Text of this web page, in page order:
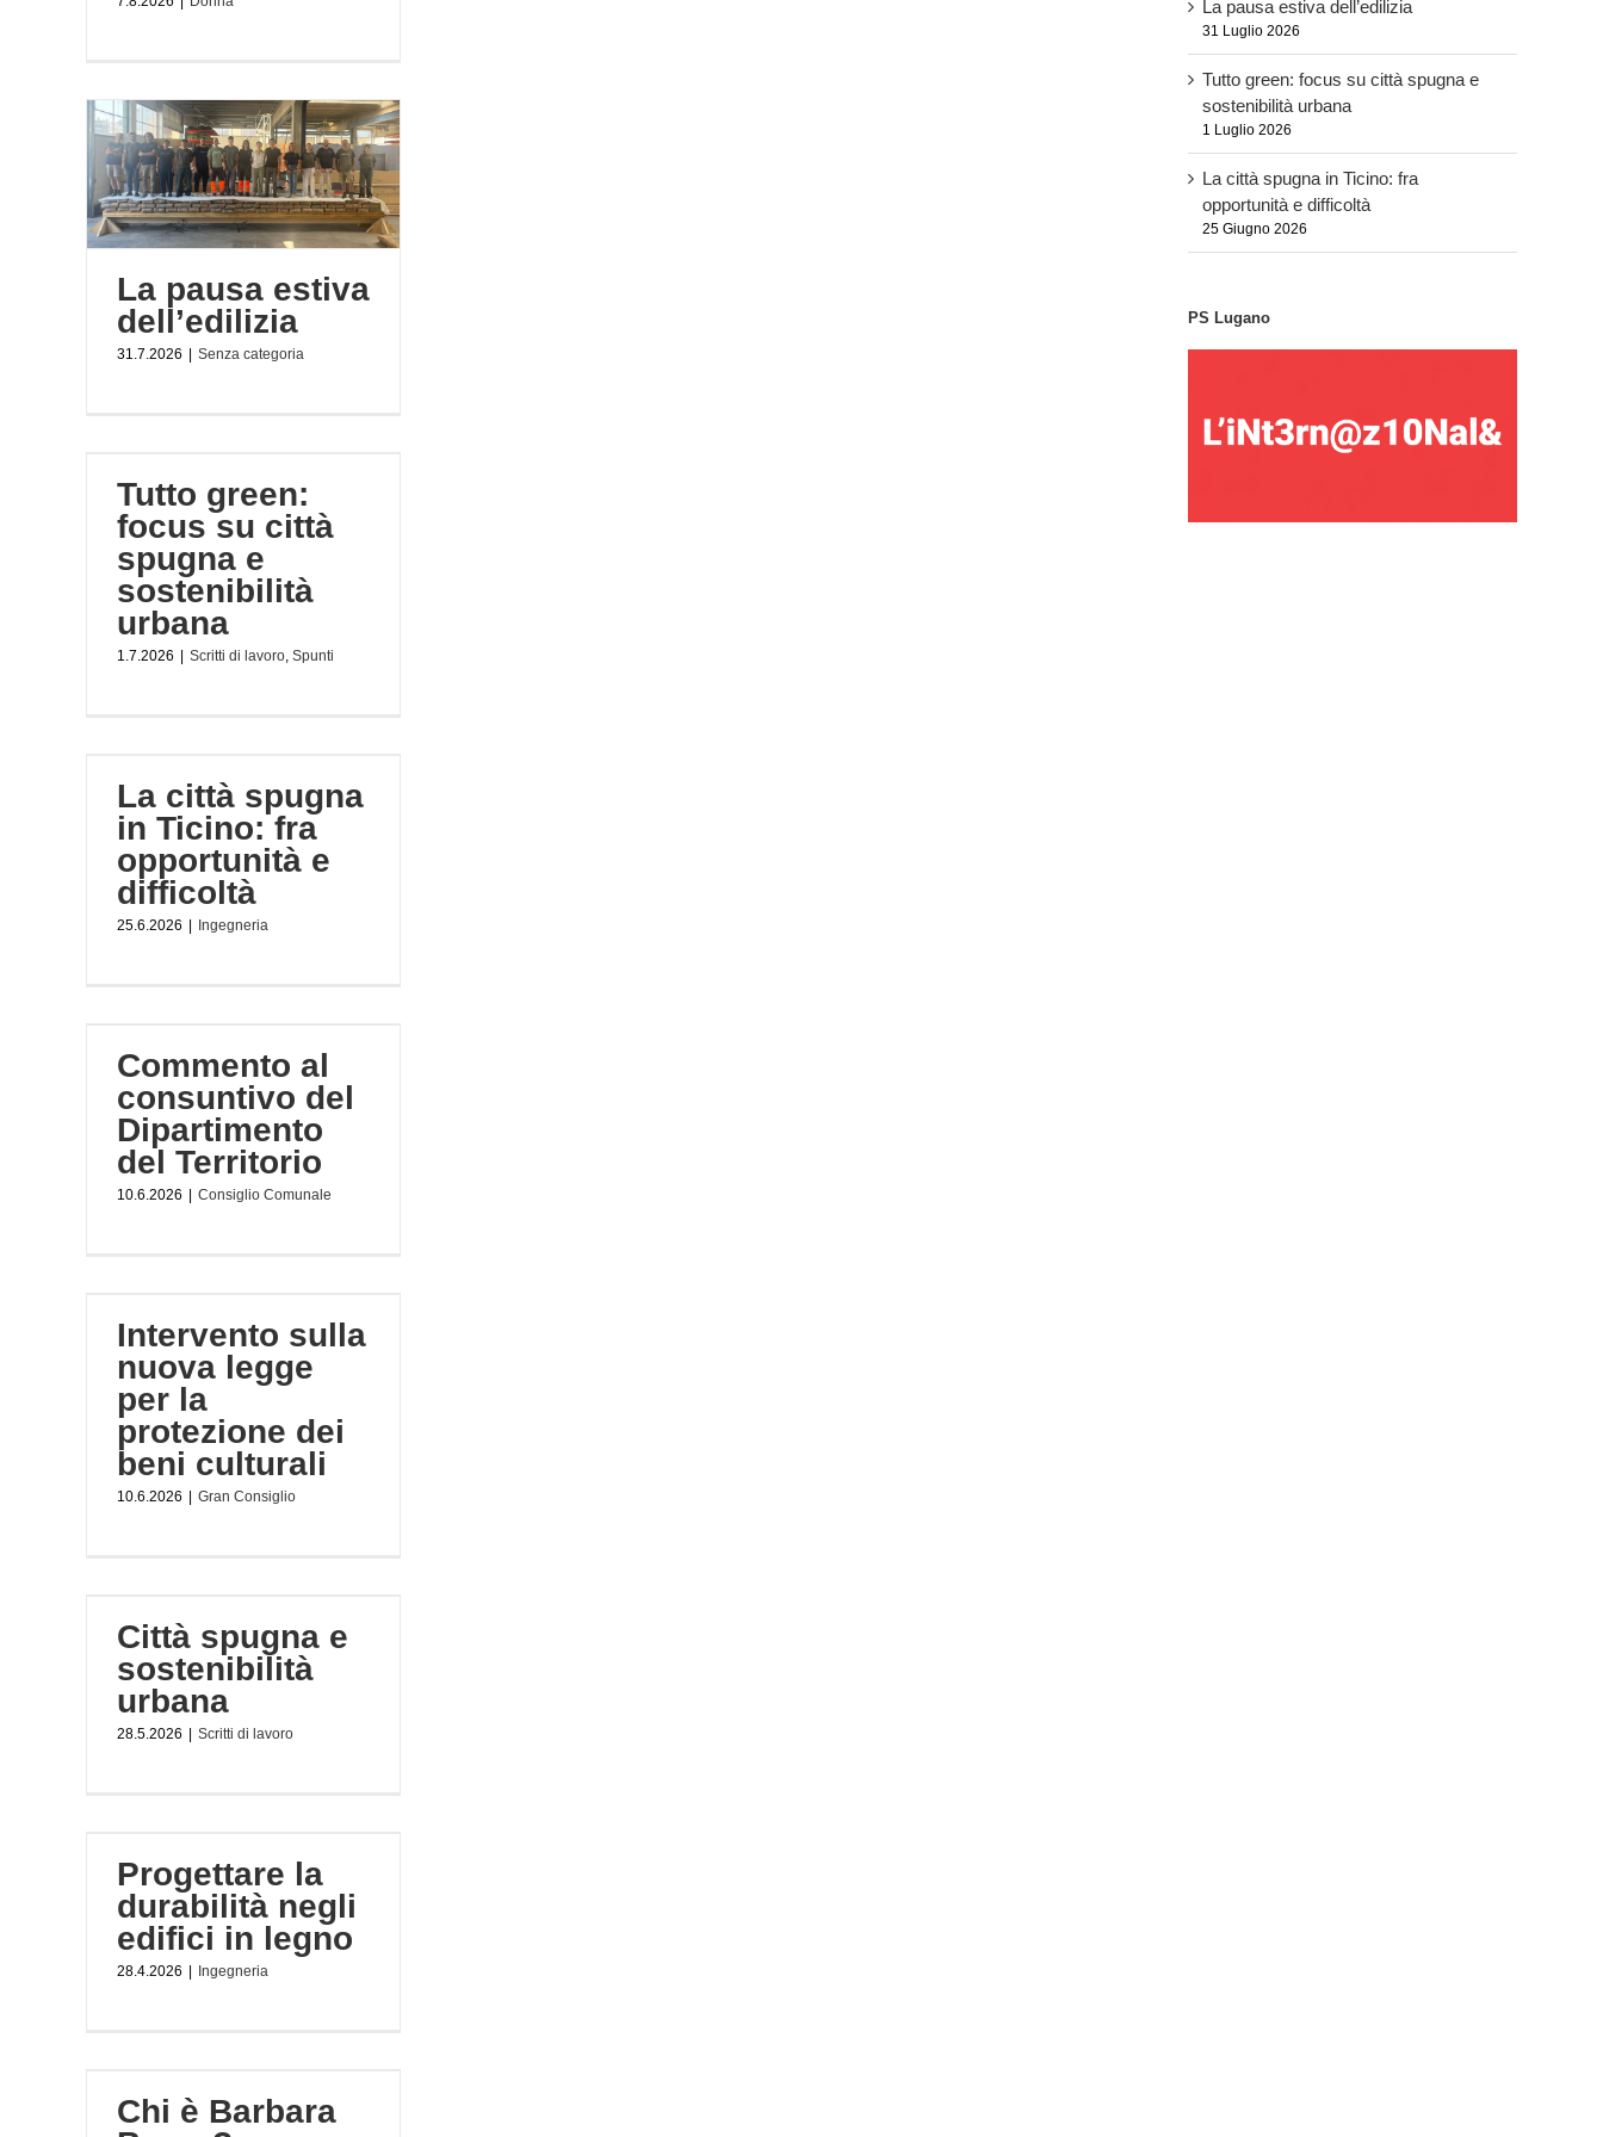
La pausa estiva
dell’edilizia
31.7.2026 | Senza categoria
Tutto green:
focus su città
spugna e
sostenibilità
urbana
1.7.2026 | Scritti di lavoro Spunti
La città spugna
in Ticino: fra
opportunità e
difficoltà
25.6.2026 | Ingegneria
Commento al
consuntivo del
Dipartimento
del Territorio
10.6.2026 | Consiglio Comunale
Intervento sulla
nuova legge
per la
protezione dei
beni culturali
10.6.2026 | Gran Consiglio
Città spugna e
sostenibilità
urbana
28.5.2026 | Scritti di lavoro
Progettare la
durabilità negli
edifici in legno
28.4.2026 | Ingegneria
Chi è Barbara
La pausa estiva dell’edilizia
31 Luglio 2026
Tutto green: focus su città spugna e
sostenibilità urbana
1 Luglio 2026
La città spugna in Ticino: fra
opportunità e difficoltà
25 Giugno 2026
PS Lugano